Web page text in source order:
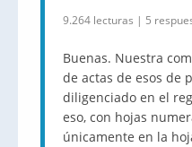
9.264 lecturas | 5
Buenas. Nuestra
de actas de esos de
diligenciado en el
eso, con hojas
únicamente en la